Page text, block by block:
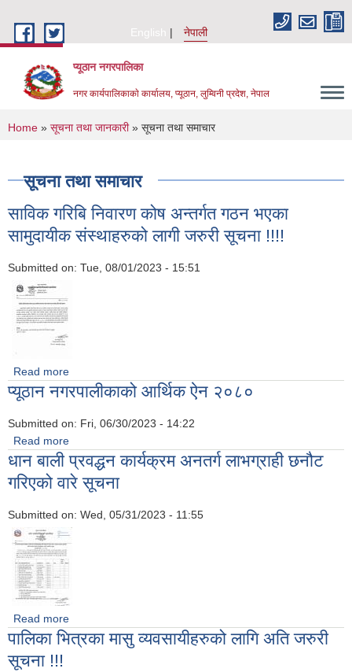
English
नेपाली
प्यूठान नगरपालिका
नगर कार्यपालिकाकाे कार्यालय, प्यूठान, लुम्विनी प्रदेश, नेपाल
You are here
Home » सूचना तथा जानकारी» सूचना तथा समाचार
सूचना तथा समाचार
साविक गरिबि निवारण कोष अन्तर्गत गठन भएका
सामुदायीक संस्थाहरुको लागी जरुरी सूचना !!!!
Submitted on: Tue, 08/01/2023 - 15:51
Read more
संस्थाहरुको लागी जरुरी सूचना !!!!
प्यूठान नगरपालीकाको आर्थिक ऐन २०८०
Submitted on: Fri, 06/30/2023 - 14:22
Read more
धान बाली प्रवद्धन कार्यक्रम अनतर्ग लाभग्राही छनौट
गरिएको वारे सूचना
Submitted on: Wed, 05/31/2023 - 11:55
Read more
सूचना
पालिका भित्रका मासु व्यवसायीहरुको लागि अति जरुरी
सूचना !!!